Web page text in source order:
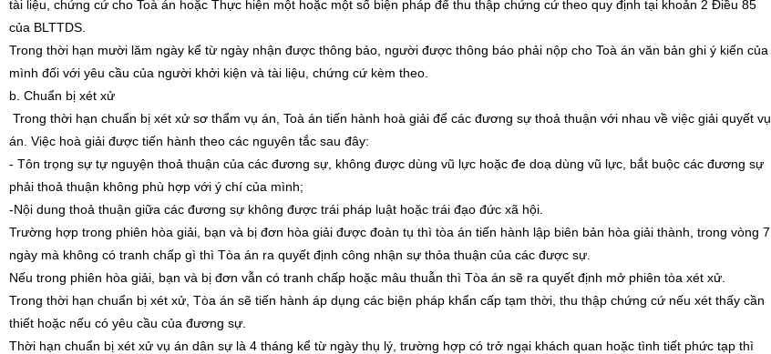
tài liệu, chứng cứ cho Toà án hoặc Thực hiện một hoặc một số biện pháp để thu thập chứng cứ theo quy định tại khoản 2 Điều 85
của BLTTDS.
Trong thời hạn mười lăm ngày kể từ ngày nhận được thông báo, người được thông báo phải nộp cho Toà án văn bản ghi ý kiến của
mình đối với yêu cầu của người khởi kiện và tài liệu, chứng cứ kèm theo.
b. Chuẩn bị xét xử
Trong thời hạn chuẩn bị xét xử sơ thẩm vụ án, Toà án tiến hành hoà giải để các đương sự thoả thuận với nhau về việc giải quyết vụ
án. Việc hoà giải được tiến hành theo các nguyên tắc sau đây:
- Tôn trọng sự tự nguyện thoả thuận của các đương sự, không được dùng vũ lực hoặc đe doạ dùng vũ lực, bắt buộc các đương sự
phải thoả thuận không phù hợp với ý chí của mình;
-Nội dung thoả thuận giữa các đương sự không được trái pháp luật hoặc trái đạo đức xã hội.
Trường hợp trong phiên hòa giải, bạn và bị đơn hòa giải được đoàn tụ thì tòa án tiến hành lập biên bản hòa giải thành, trong vòng 7
ngày mà không có tranh chấp gì thì Tòa án ra quyết định công nhận sự thỏa thuận của các được sự.
Nếu trong phiên hòa giải, bạn và bị đơn vẫn có tranh chấp hoặc mâu thuẫn thì Tòa án sẽ ra quyết định mở phiên tòa xét xử.
Trong thời hạn chuẩn bị xét xử, Tòa án sẽ tiến hành áp dụng các biện pháp khẩn cấp tạm thời, thu thập chứng cứ nếu xét thấy cần
thiết hoặc nếu có yêu cầu của đương sự.
Thời hạn chuẩn bị xét xử vụ án dân sự là 4 tháng kể từ ngày thụ lý, trường hợp có trở ngại khách quan hoặc tình tiết phức tạp thì